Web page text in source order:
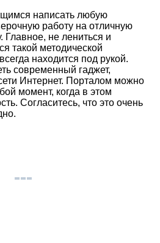
написать любую
работу на отличную
Главное, не лениться и
такой методической
находится под рукой.
современный гаджет,
Интернет. Порталом можно
момент, когда в этом
Согласитесь, что это очень